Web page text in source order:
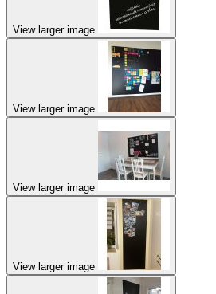
View larger image
View larger image
View larger image
View larger image